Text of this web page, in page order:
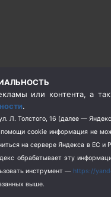
или контента, а
.
Л. Толстого, 16 (далее —
cookie информация не
на сервере Яндекса в ЕС
обрабатывает эту
инструмент — https://
выше.